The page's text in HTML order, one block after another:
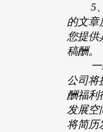
5、
的文章
您提供
稿酬。
一经
公司将
酬福利
发展空
将简历